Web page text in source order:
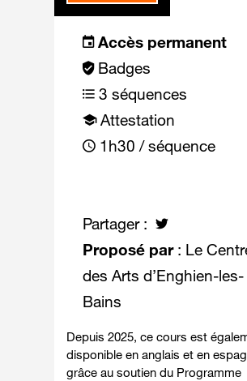
Accès permanent
Badges
3 séquences
Attestation
1h30 / séquence
Partager :
Proposé par: Le
des Arts d’Enghien-les-
Bains
Depuis 2025, ce cours est
disponible en anglais et en
grâce au soutien du Programme